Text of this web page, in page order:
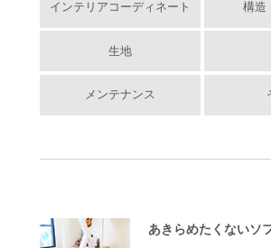
インテリアコーディネート 構造
生地
メンテナンス
あきらめたくないソ